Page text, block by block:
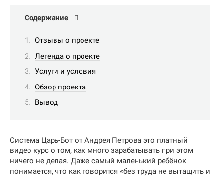
Содержание
Отзывы о проекте
Легенда о проекте
Услуги и условия
Обзор проекта
Вывод
Система Царь-Бот от Андрея Петрова это платный
видео курс о том, как много зарабатывать при этом
ничего не делая. Даже самый маленький ребёнок
понимается, что как говорится «без труда не вытащить и